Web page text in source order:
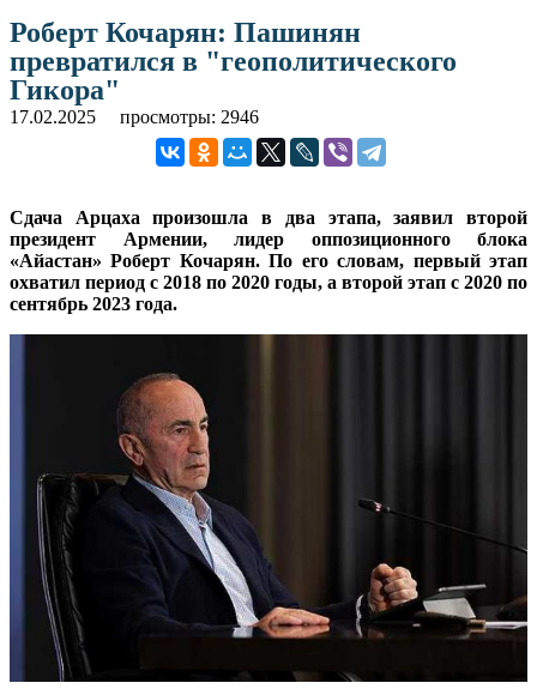
Роберт Кочарян: Пашинян
превратился в "геополитического
Гикора"
17.02.2025 просмотры: 2946
Сдача Арцаха произошла в два этапа, заявил второй
президент Армении, лидер оппозиционного блока
«Айастан» Роберт Кочарян. По его словам, первый этап
охватил период с 2018 по 2020 годы, а второй этап с 2020 по
сентябрь 2023 года.